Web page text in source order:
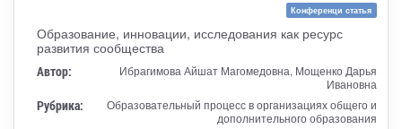
Конференци статья
Образование, инновации, исследования как ресурс
развития сообщества
Автор:
Ибрагимова Айшат Магомедовна, Мощенко Дарья
Ивановна
Рубрика:
Образовательный процесс в организациях общего и
дополнительного образования